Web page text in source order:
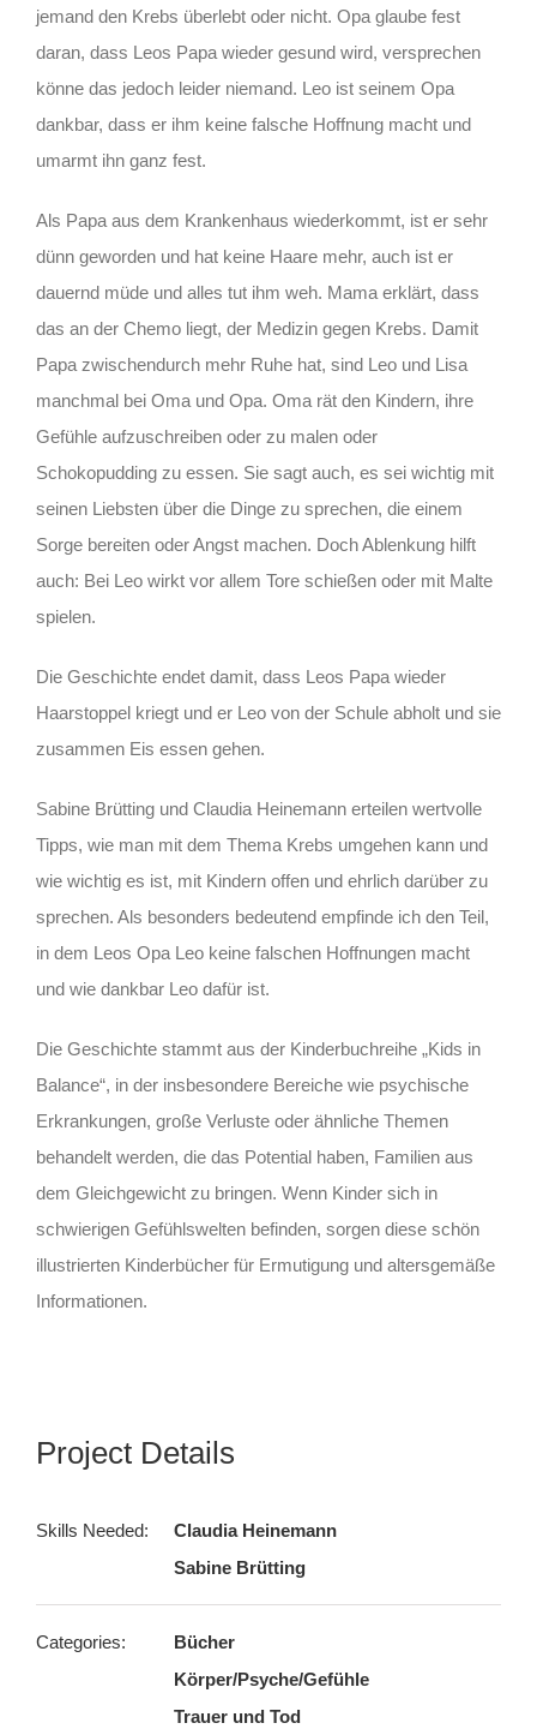
jemand den Krebs überlebt oder nicht. Opa glaube fest
daran, dass Leos Papa wieder gesund wird, versprechen
könne das jedoch leider niemand. Leo ist seinem Opa
dankbar, dass er ihm keine falsche Hoffnung macht und
umarmt ihn ganz fest.
Als Papa aus dem Krankenhaus wiederkommt, ist er sehr
dünn geworden und hat keine Haare mehr, auch ist er
dauernd müde und alles tut ihm weh. Mama erklärt, dass
das an der Chemo liegt, der Medizin gegen Krebs. Damit
Papa zwischendurch mehr Ruhe hat, sind Leo und Lisa
manchmal bei Oma und Opa. Oma rät den Kindern, ihre
Gefühle aufzuschreiben oder zu malen oder
Schokopudding zu essen. Sie sagt auch, es sei wichtig mit
seinen Liebsten über die Dinge zu sprechen, die einem
Sorge bereiten oder Angst machen. Doch Ablenkung hilft
auch: Bei Leo wirkt vor allem Tore schießen oder mit Malte
spielen.
Die Geschichte endet damit, dass Leos Papa wieder
Haarstoppel kriegt und er Leo von der Schule abholt und sie
zusammen Eis essen gehen.
Sabine Brütting und Claudia Heinemann erteilen wertvolle
Tipps, wie man mit dem Thema Krebs umgehen kann und
wie wichtig es ist, mit Kindern offen und ehrlich darüber zu
sprechen. Als besonders bedeutend empfinde ich den Teil,
in dem Leos Opa Leo keine falschen Hoffnungen macht
und wie dankbar Leo dafür ist.
Die Geschichte stammt aus der Kinderbuchreihe „Kids in
Balance“, in der insbesondere Bereiche wie psychische
Erkrankungen, große Verluste oder ähnliche Themen
behandelt werden, die das Potential haben, Familien aus
dem Gleichgewicht zu bringen. Wenn Kinder sich in
schwierigen Gefühlswelten befinden, sorgen diese schön
illustrierten Kinderbücher für Ermutigung und altersgemäße
Informationen.
Project Details
Skills Needed:
Claudia Heinemann
Sabine Brütting
Categories:
Bücher
Körper/Psyche/Gefühle
Trauer und Tod